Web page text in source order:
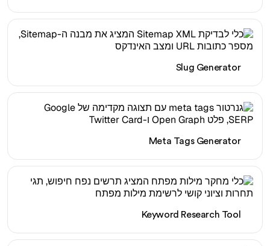
Slug Generator
Meta Tags Generator
Keyword Research Tool